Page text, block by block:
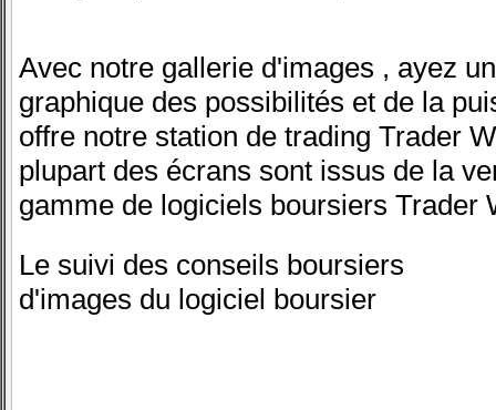
Avec notre gallerie d'images , ayez
graphique des possibilités et de la
offre notre station de trading Trader
plupart des écrans sont issus de la
gamme de logiciels boursiers Trader
Le suivi des conseils boursiers
d'images du logiciel boursier